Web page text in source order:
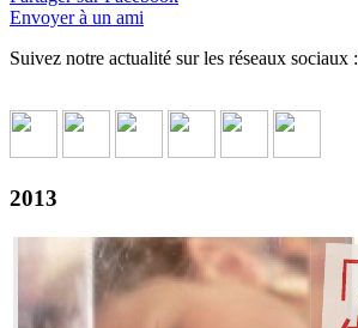
Envoyer à un ami
Suivez notre actualité sur les réseaux sociaux :
2013